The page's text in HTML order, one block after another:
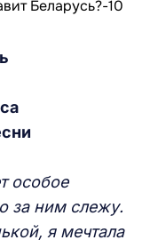
особое
за ним слежу.
я мечтала